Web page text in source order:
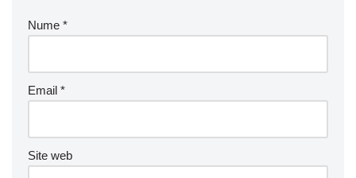
Nume *
Email *
Site web